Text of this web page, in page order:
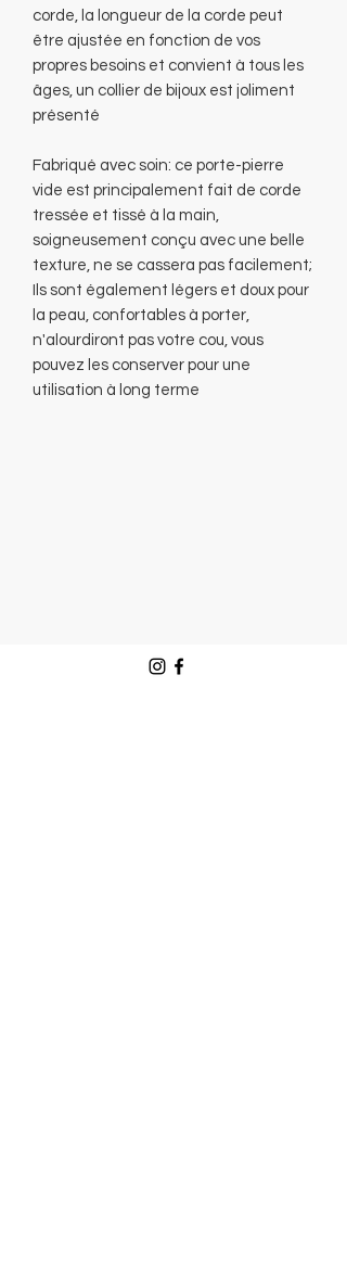
corde, la longueur de la corde peut
être ajustée en fonction de vos
propres besoins et convient à tous les
âges, un collier de bijoux est joliment
présenté
Fabriqué avec soin: ce porte-pierre
vide est principalement fait de corde
tressée et tissé à la main,
soigneusement conçu avec une belle
texture, ne se cassera pas facilement;
Ils sont également légers et doux pour
la peau, confortables à porter,
n'alourdiront pas votre cou, vous
pouvez les conserver pour une
utilisation à long terme